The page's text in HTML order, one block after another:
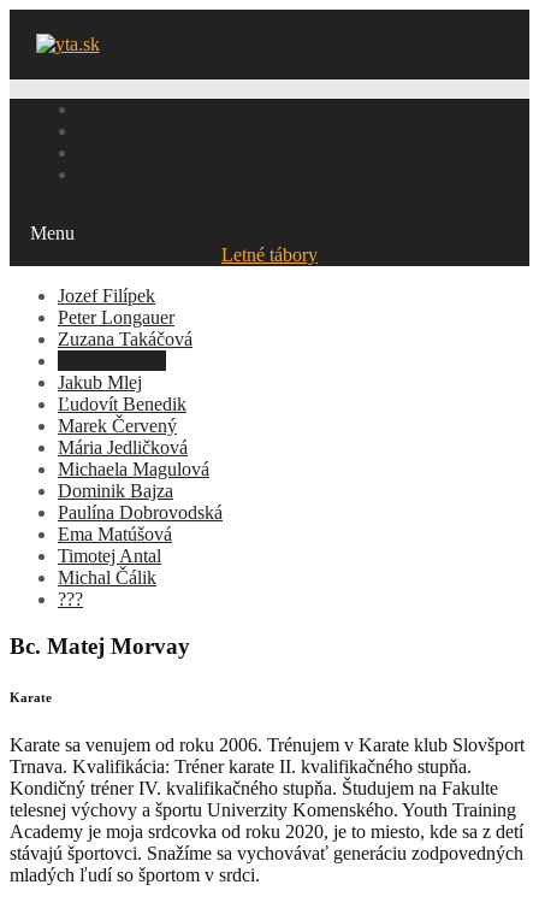
Menu
Letné tábory
Jozef Filípek
Peter Longauer
Zuzana Takáčová
Jakub Mlej
Ľudovít Benedik
Marek Červený
Mária Jedličková
Michaela Magulová
Dominik Bajza
Paulína Dobrovodská
Ema Matúšová
Timotej Antal
Michal Čálik
???
Bc. Matej Morvay
Karate
Karate sa venujem od roku 2006. Trénujem v Karate klub Slovšport
Trnava. Kvalifikácia: Tréner karate II. kvalifikačného stupňa.
Kondičný tréner IV. kvalifikačného stupňa. Študujem na Fakulte
telesnej výchovy a športu Univerzity Komenského. Youth Training
Academy je moja srdcovka od roku 2020, je to miesto, kde sa z detí
stávajú športovci. Snažíme sa vychovávať generáciu zodpovedných
mladých ľudí so športom v srdci.